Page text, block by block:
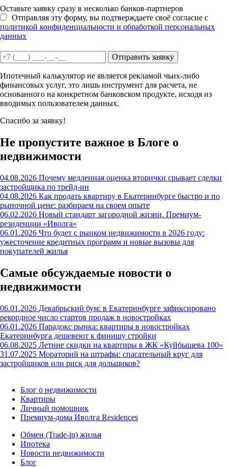
Оставьте заявку сразу в несколько банков-партнеров
Отправляя эту форму, вы подтверждаете своё согласие с
политикой конфиденциальности и обработкой персональных
данных
Отправить заявку
Ипотечный калькулятор не является рекламой чьих-либо
финансовых услуг, это лишь инструмент для расчета, не
основанного на конкретном банковском продукте, исходя из
вводимых пользователем данных.
Спасибо за заявку!
Не пропустите важное в Блоге о
недвижимости
04.08.2026 Почему медленная оценка вторички срывает сделки
застройщика по трейд-ин
04.08.2026 Как продать квартиру в Екатеринбурге быстро и по
рыночной цене: разбираем на своем опыте
06.02.2026 Новый стандарт загородной жизни. Премиум-
резиденции «Иволга»
06.01.2026 Что будет с рынком недвижимости в 2026 году:
ужесточение кредитных программ и новые вызовы для
покупателей жилья
Самые обсуждаемые новости о
недвижимости
06.01.2026 Декабрьский бум: в Екатеринбурге зафиксировано
рекордное число стартов продаж в новостройках
06.01.2026 Парадокс рынка: квартиры в новостройках
Екатеринбурга дешевеют к финишу стройки
06.08.2025 Летние скидки на квартиры в ЖК «Куйбышева 100»
31.07.2025 Мораторий на штрафы: спасательный круг для
застройщиков или риск для дольщиков?
Блог о недвижимости
Квартиры
Личный помощник
Премиум-дома Иволга Residences
Обмен (Trade-in) жилья
Ипотека
Новости недвижимости
Блог